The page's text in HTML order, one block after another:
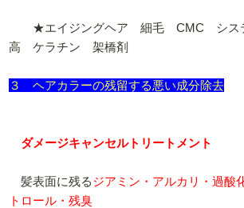
★エイジングヘア 細毛 CMC シ
高 ケラチン 架橋剤
３ ヘアカラーの残留する悪い成分除去
ダメージキャンセルトリートメント
髪表面に残るジアミン・アルカリ・過酸
トロール・残臭